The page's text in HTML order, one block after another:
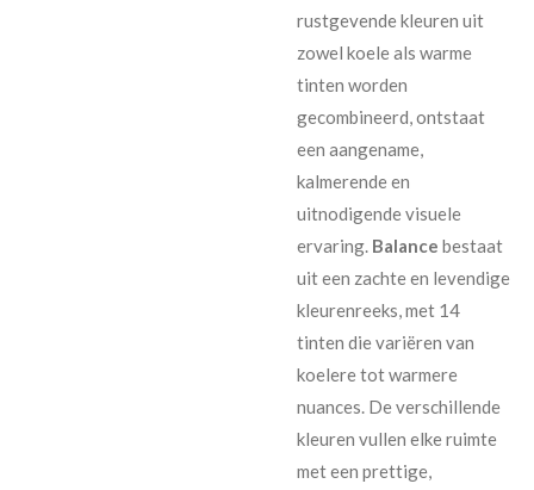
rustgevende kleuren uit
zowel koele als warme
tinten worden
gecombineerd, ontstaat
een aangename,
kalmerende en
uitnodigende visuele
ervaring. Balance bestaat
uit een zachte en levendige
kleurenreeks, met 14
tinten die variëren van
koelere tot warmere
nuances. De verschillende
kleuren vullen elke ruimte
met een prettige,